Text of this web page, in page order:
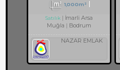
1,000m²
Satılık
İmarli Arsa
Muğla
Bodrum
NAZAR EMLAK